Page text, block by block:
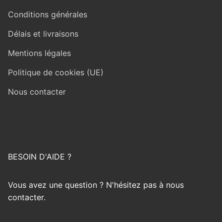
Conditions générales
Délais et livraisons
Mentions légales
Politique de cookies (UE)
Nous contacter
BESOIN D'AIDE ?
Vous avez une question ? N'hésitez pas à nous
contacter.